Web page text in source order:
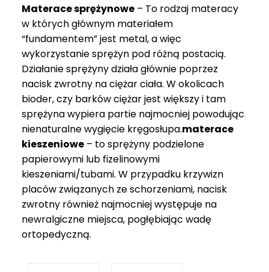
749 zł
Materace sprężynowe – To rodzaj materacy
w których głównym materiałem
“fundamentem” jest metal, a więc
wykorzystanie sprężyn pod różną postacią.
Działanie sprężyny działa głównie poprzez
nacisk zwrotny na ciężar ciała. W okolicach
bioder, czy barków ciężar jest większy i tam
sprężyna wypiera partie najmocniej powodując
nienaturalne wygięcie kręgosłupa.materace
kieszeniowe – to sprężyny podzielone
papierowymi lub fizelinowymi
kieszeniami/tubami. W przypadku krzywizn
placów związanych ze schorzeniami, nacisk
zwrotny również najmocniej występuje na
newralgiczne miejsca, pogłębiając wadę
ortopedyczną.